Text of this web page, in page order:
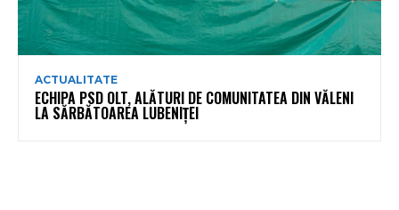
ACTUALITATE
ECHIPA PSD OLT, ALĂTURI DE COMUNITATEA DIN VĂLENI
LA SĂRBĂTOAREA LUBENIȚEI